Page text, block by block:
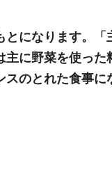
とになります。
に野菜を使った
のとれた食事に